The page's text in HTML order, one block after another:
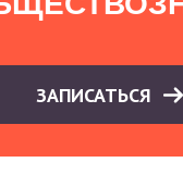
ЗАПИСАТЬСЯ